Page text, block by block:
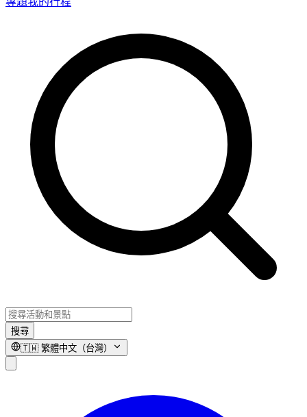
搜尋
🇹🇼 繁體中文（台灣）